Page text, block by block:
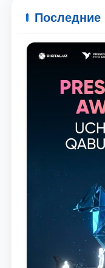
Последние